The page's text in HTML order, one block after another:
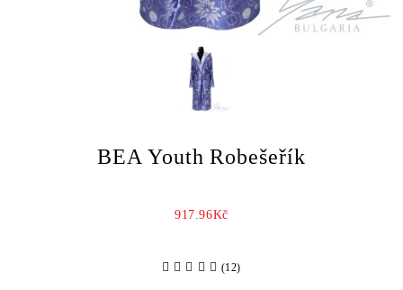
BEA Youth Robešeřík
917.96Kč
(12)